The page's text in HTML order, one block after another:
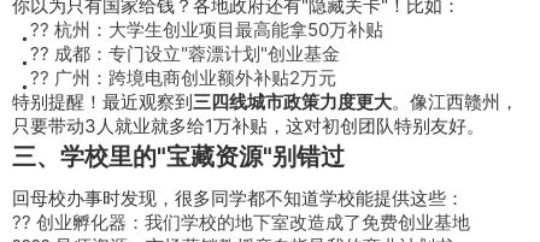
你以为只有国家给钱？各地政府还有"隐藏关卡"！比如：
?? 杭州：大学生创业项目最高能拿50万补贴
?? 成都：专门设立"蓉漂计划"创业基金
?? 广州：跨境电商创业额外补贴2万元
特别提醒！最近观察到三四线城市政策力度更大。像江西赣州，
只要带动3人就业就多给1万补贴，这对初创团队特别友好。
三、学校里的"宝藏资源"别错过
回母校办事时发现，很多同学都不知道学校能提供这些：
?? 创业孵化器：我们学校的地下室改造成了免费创业基地